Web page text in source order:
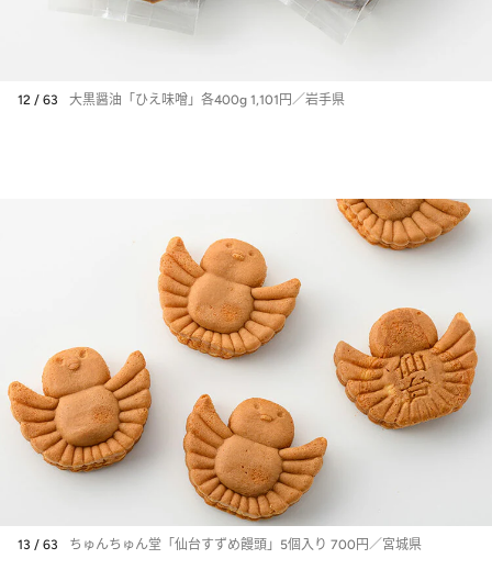
12 / 63 大黒醤油「ひえ味噌」各400g 1,101円／岩手県
13 / 63 ちゅんちゅん堂「仙台すずめ饅頭」5個入り 700円／宮城県